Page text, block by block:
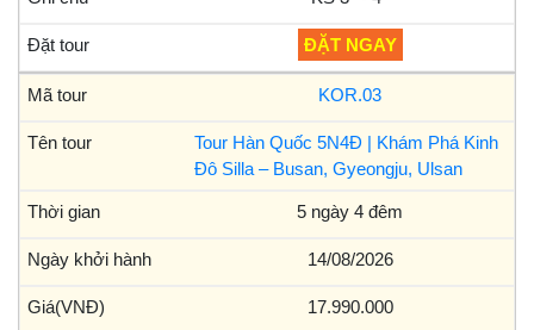
ĐẶT NGAY
KOR.03
Tour Hàn Quốc 5N4Đ | Khám Phá Kinh
Đô Silla – Busan, Gyeongju, Ulsan
5 ngày 4 đêm
14/08/2026
17.990.000